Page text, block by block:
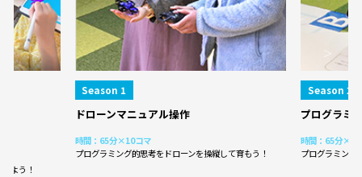
よう！
Season 1
ドローンマニュアル操作
時間：65分×10コマ
プログラミング的思考をドローンを操縦して育もう！
Season 2
プログラミ
時間：65分×10
プログラミング